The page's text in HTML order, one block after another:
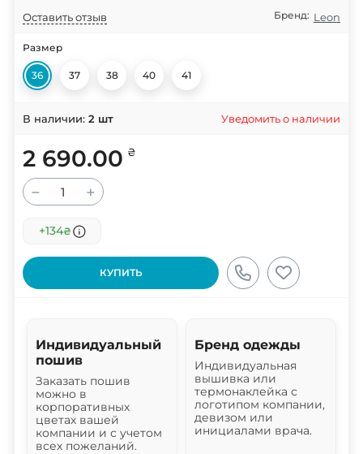
Оставить отзыв Бренд: Leon
Размер
36 37 38 40 41
В наличии: 2 шт Уведомить о наличии
2 690.00 ₴
− +
+134₴
КУПИТЬ
Индивидуальный
пошив
Заказать пошив
можно в
корпоративных
цветах вашей
компании и с учетом
всех пожеланий.
Бренд одежды
Индивидуальная
вышивка или
термонаклейка с
логотипом компании,
девизом или
инициалами врача.